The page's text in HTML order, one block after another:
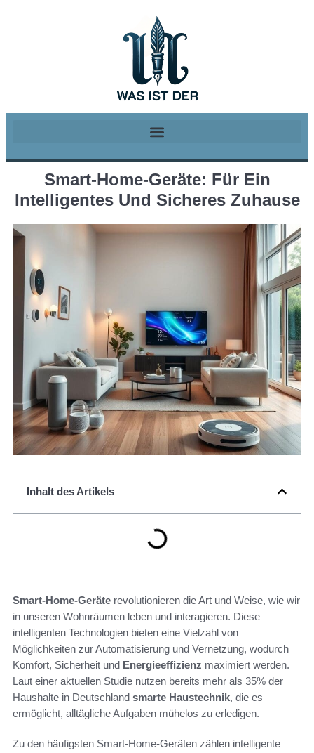
Smart-Home-Geräte: Für Ein
Intelligentes Und Sicheres Zuhause
Inhalt des Artikels
Smart-Home-Geräte revolutionieren die Art und Weise, wie wir
in unseren Wohnräumen leben und interagieren. Diese
intelligenten Technologien bieten eine Vielzahl von
Möglichkeiten zur Automatisierung und Vernetzung, wodurch
Komfort, Sicherheit und Energieeffizienz maximiert werden.
Laut einer aktuellen Studie nutzen bereits mehr als 35% der
Haushalte in Deutschland smarte Haustechnik, die es
ermöglicht, alltägliche Aufgaben mühelos zu erledigen.
Zu den häufigsten Smart-Home-Geräten zählen intelligente